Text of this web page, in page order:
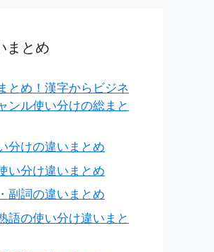
まとめ
とめ！漢字からビジネ
ンル使い分けの総まと
分けの違いまとめ
い分け違いまとめ
副詞の違いまとめ
語の使い分け違いまと